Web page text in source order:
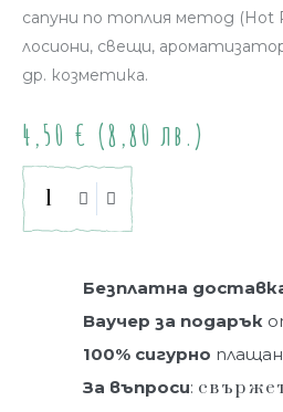
сапуни по топлия метод (Hot
лосиони, свещи,
др. козметика.
4,50 € (8,80 лв.)
Безплатна
Ваучер за подарък
100% сигурно
За въпроси: